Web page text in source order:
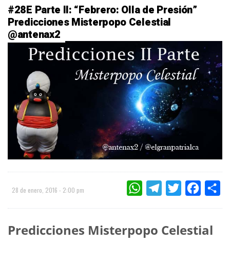
#28E Parte II: “Febrero: Olla de Presión”
Predicciones Misterpopo Celestial
@antenax2
28 de enero, 2016 - 2:00 pm WHATSAPPTELEGRAMTWITTER
Predicciones Misterpopo Celestial